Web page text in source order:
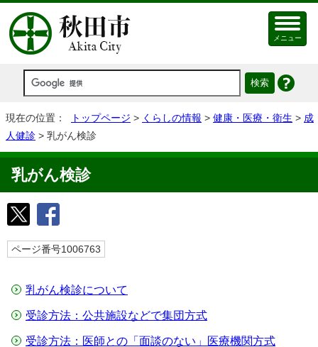
メニュー
現在の位置： トップページ > くらしの情報 > 健康・医療・衛生 > 成
人健診 > 乳がん検診
乳がん検診
ページ番号1006763
乳がん検診について
受診方法：公共施設などで集団方式
受診方法：医師との「面談のない」医療機関方式